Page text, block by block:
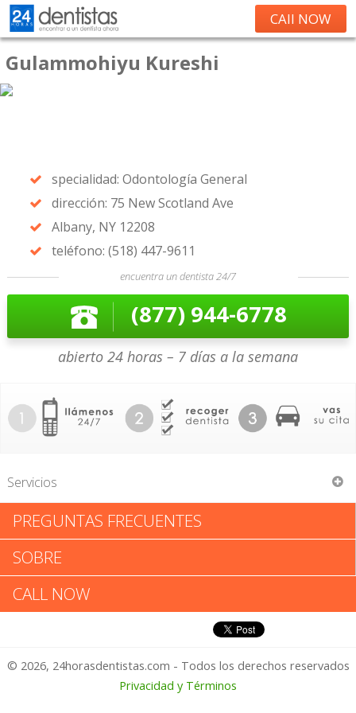
CAll NOW
Gulammohiyu Kureshi
specialidad: Odontología General
dirección: 75 New Scotland Ave
Albany, NY 12208
teléfono: (518) 447-9611
encuentra un dentista 24/7
(877) 944-6778
abierto 24 horas – 7 días a la semana
Servicios
Gulammohiyu Kureshi
Gulammohiyu Kureshi: Califica
tu Experiencia
1 – No Feliz
PREGUNTAS FRECUENTES
SOBRE
CALL NOW
© 2026, 24horasdentistas.com - Todos los derechos reservados
Privacidad y Términos